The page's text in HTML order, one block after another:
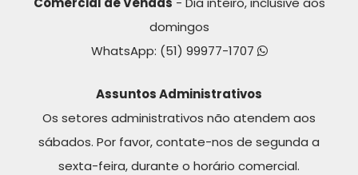
domingos
WhatsApp: (51) 99977-1707
Assuntos Administrativos
Os setores administrativos não atendem aos
sábados. Por favor, contate-nos de segunda a
sexta-feira, durante o horário comercial.